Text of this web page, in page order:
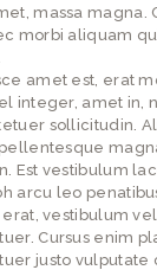
massa magna.
morbi aliquam
amet est, erat
integer, amet in,
sollicitudin.
Est vestibulum
arcu leo
vestibulum
Cursus enim
justo vulputate